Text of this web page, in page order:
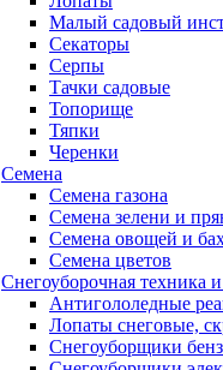
Малый садовый
Секаторы
Серпы
Тачки садовые
Топорище
Тяпки
Черенки
Семена
Семена газона
Семена зелени и
Семена овощей и
Семена цветов
Снегоуборочная техника
Антигололедные
Лопаты снеговые,
Снегоуборщики